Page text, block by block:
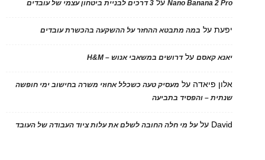
Nano Banana 2 Proעל 3 דרכים לבניית ביטחון עצמי של עובדים
יפעתעל במה מתבטא ההחזר על ההשקעה בהכשרת עובדים
יאנא קאסםעלדרושים במשאבי אנוש – H&M
אלון פיאדה על מעסיק טעה כשכלל אחוזי משרה בחישוב ימי חופשה
שנתית – והפסיד בתביעה
David עלעל מי חלה החובה לשלם את עלות ציוד העבודה של העובד